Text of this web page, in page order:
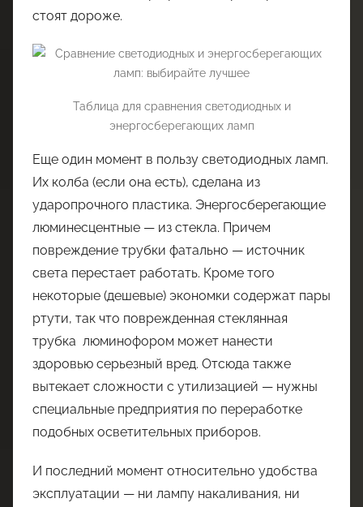
стоят дороже.
Таблица для сравнения светодиодных и
энергосберегающих ламп
Еще один момент в пользу светодиодных ламп.
Их колба (если она есть), сделана из
ударопрочного пластика. Энергосберегающие
люминесцентные — из стекла. Причем
повреждение трубки фатально — источник
света перестает работать. Кроме того
некоторые (дешевые) экономки содержат пары
ртути, так что поврежденная стеклянная
трубка люминофором может нанести
здоровью серьезный вред. Отсюда также
вытекает сложности с утилизацией — нужны
специальные предприятия по переработке
подобных осветительных приборов.
И последний момент относительно удобства
эксплуатации — ни лампу накаливания, ни